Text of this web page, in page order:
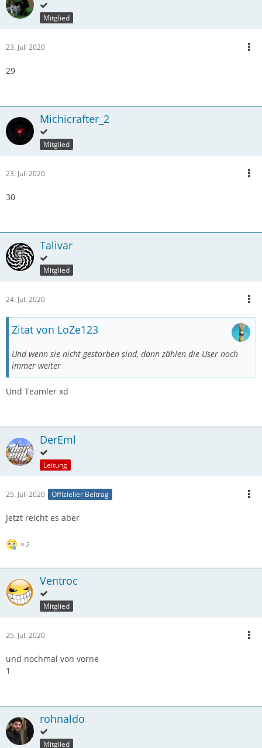
Mitglied
23. Juli 2020
29
Michicrafter_2
Mitglied
23. Juli 2020
30
Talivar
Mitglied
24. Juli 2020
Zitat von LoZe123
Und wenn sie nicht gestorben sind, dann zählen die User noch
immer weiter
Und Teamler xd
DerEml
Leitung
25. Juli 2020 Offizieller Beitrag
Jetzt reicht es aber
2
Ventroc
Mitglied
25. Juli 2020
und nochmal von vorne
1
rohnaldo
Mitglied